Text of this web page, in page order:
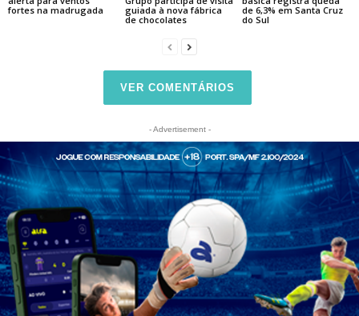
fortes na madrugada
guiada à nova fábrica
de chocolates
de 6,3% em Santa Cruz
do Sul
VER COMENTÁRIOS
- Advertisement -